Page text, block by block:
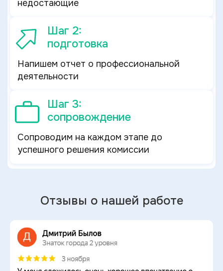
недостающие
Шаг 2:
подготовка
Напишем отчет о профессиональной
деятельности
Шаг 3:
сопровождение
Сопроводим на каждом этапе до
успешного решения комиссии
Отзывы о нашей работе